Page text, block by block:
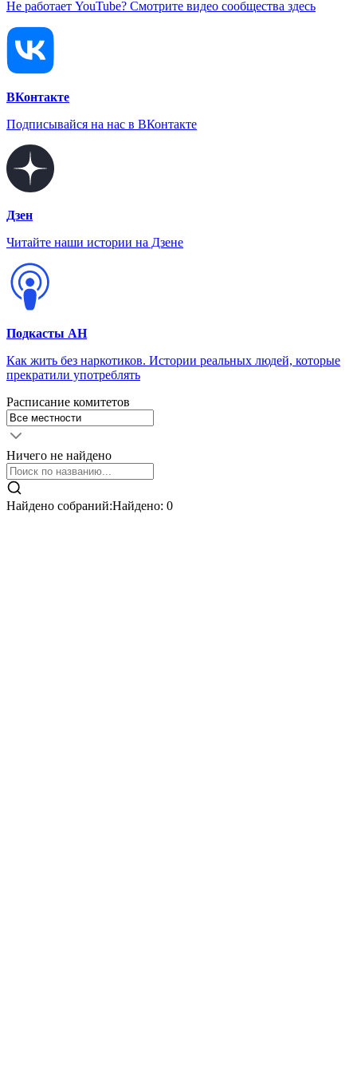
Не работает YouTube? Смотрите видео сообщества здесь
ВКонтакте
Подписывайся на нас в ВКонтакте
Дзен
Читайте наши истории на Дзене
Подкасты АН
Как жить без наркотиков. Истории реальных людей, которые
прекратили употреблять
Расписание комитетов
Ничего не найдено
Найдено собраний:Найдено: 0